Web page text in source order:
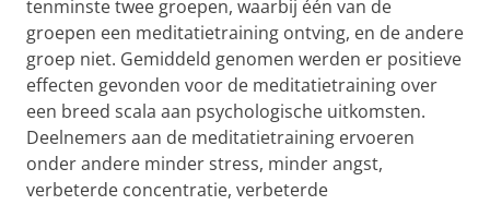
tenminste twee groepen, waarbij één van de
groepen een meditatietraining ontving, en de andere
groep niet. Gemiddeld genomen werden er positieve
effecten gevonden voor de meditatietraining over
een breed scala aan psychologische uitkomsten.
Deelnemers aan de meditatietraining ervoeren
onder andere minder stress, minder angst,
verbeterde concentratie, verbeterde